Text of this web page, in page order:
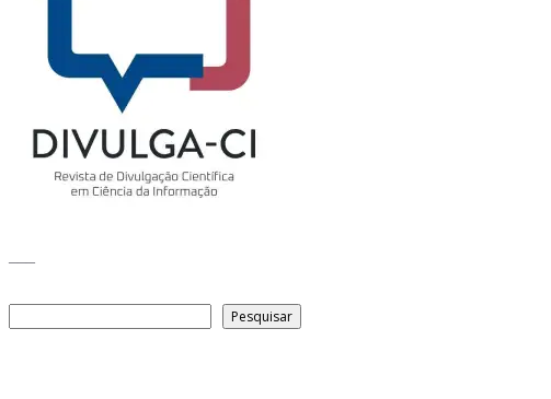
Pesquisar